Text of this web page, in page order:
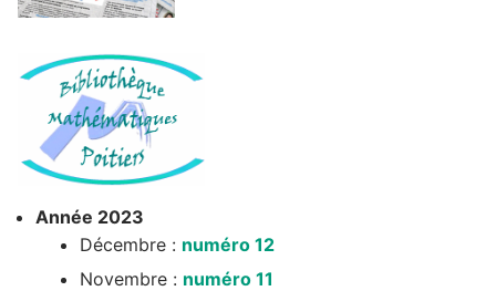
Année 2023
Décembre : numéro 12
Novembre : numéro 11